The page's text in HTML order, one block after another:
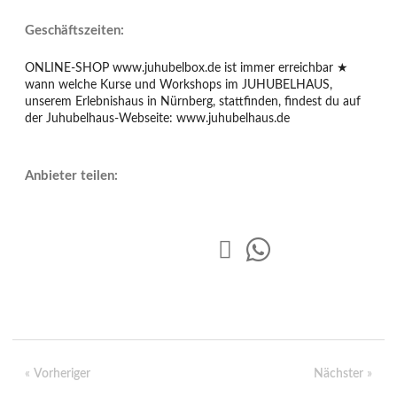
Geschäftszeiten:
ONLINE-SHOP www.juhubelbox.de ist immer erreichbar ★
wann welche Kurse und Workshops im JUHUBELHAUS,
unserem Erlebnishaus in Nürnberg, stattfinden, findest du auf
der Juhubelhaus-Webseite: www.juhubelhaus.de
Anbieter teilen:
« Vorheriger Nächster »